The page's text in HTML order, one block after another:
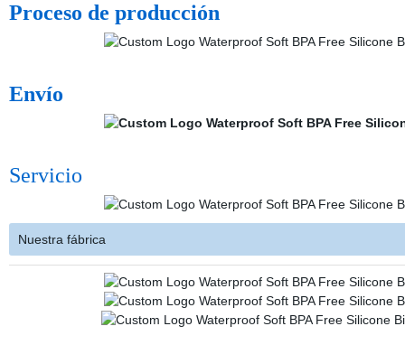
Proceso de producción
Envío
Servicio
Nuestra fábrica